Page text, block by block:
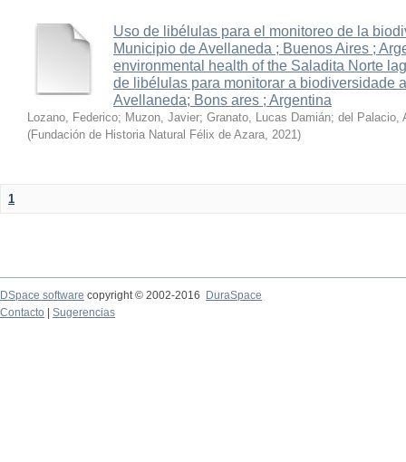
Uso de libélulas para el monitoreo de la
Municipio de Avellaneda ; Buenos Aires ;
environmental health of the Saladita Norte
de libélulas para monitorar a biodiversidade
Avellaneda; Bons ares ; Argentina
Lozano, Federico; Muzon, Javier; Granato, Lucas Damián; del Palacio,
(Fundación de Historia Natural Félix de Azara, 2021)
1
DSpace software copyright © 2002-2016
DuraSpace
Contacto
Sugerencias